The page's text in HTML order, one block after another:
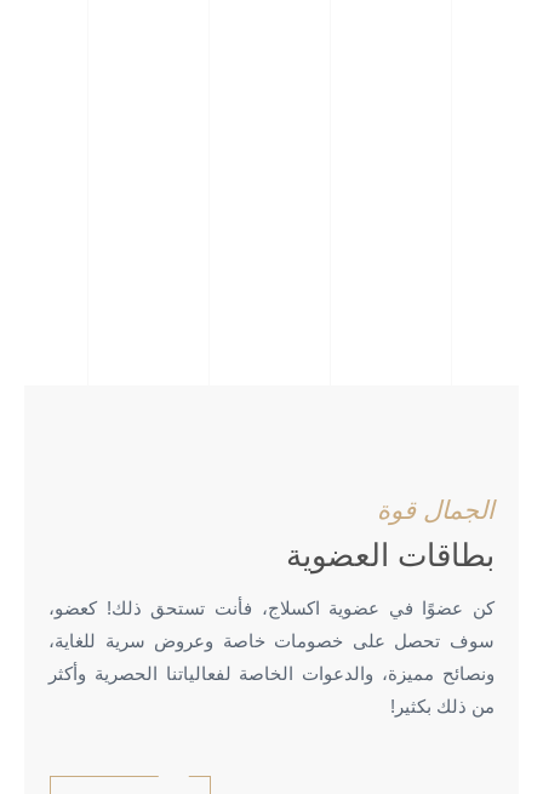
الجمال قوة
بطاقات العضوية
كن عضوًا في عضوية اكسلاج، فأنت تستحق ذلك! كعضو،
سوف تحصل على خصومات خاصة وعروض سرية للغاية،
ونصائح مميزة، والدعوات الخاصة لفعالياتنا الحصرية وأكثر
من ذلك بكثير!